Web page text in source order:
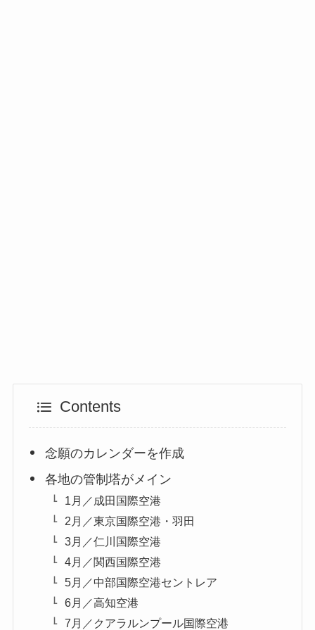
Contents
念願のカレンダーを作成
各地の管制塔がメイン
1月／成田国際空港
2月／東京国際空港・羽田
3月／仁川国際空港
4月／関西国際空港
5月／中部国際空港セントレア
6月／高知空港
7月／クアラルンプール国際空港